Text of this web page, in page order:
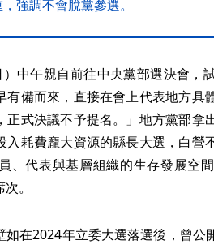
強調不會脫黨參選。
中午親自前往中央黨部選決會，
有備而來，直接在會上代表地方具
正式決議不予提名。」地方黨部拿
耗費龐大資源的縣長大選，白營
、代表與基層組織的生存發展空
。
如在2024年立委大選落選後，曾公